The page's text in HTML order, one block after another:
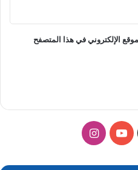
الإلكتروني في هذا المتصفح
‫X
‫YouTubeانستقرام